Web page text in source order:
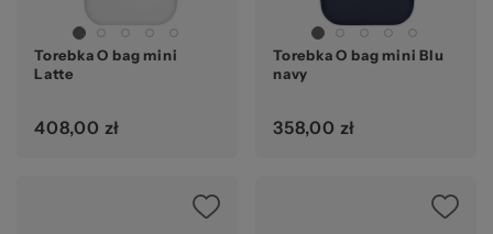
Torebka O bag mini
Latte
408,00 zł
Torebka O bag mini Blu
navy
358,00 zł